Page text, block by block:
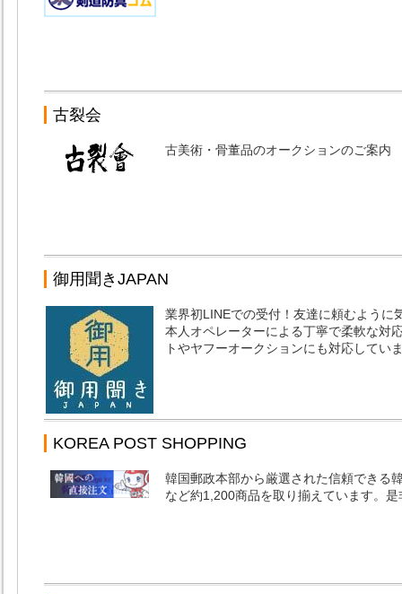
古裂会
古美術・骨董品のオークションのご案内
御用聞きJAPAN
業界初LINEでの受付！友達に頼むように
本人オペレーターによる丁寧で柔軟な対
トやヤフーオークションにも対応してい
KOREA POST SHOPPING
韓国郵政本部から厳選された信頼できる
など約1,200商品を取り揃えています。